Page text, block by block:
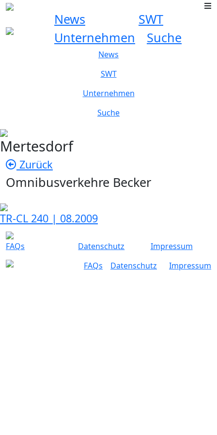
News
SWT
Unternehmen
Suche
News
SWT
Unternehmen
Suche
Mertesdorf
Zurück
Omnibusverkehre Becker
TR-CL 240 | 08.2009
FAQs Datenschutz
Impressum
FAQs
Datenschutz Impressum